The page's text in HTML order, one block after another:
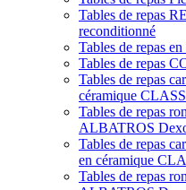
Tables de repas
reconditionné
Tables de repas
Tables de repas
Tables de repas
céramique
Tables de repas
ALBATROS
Tables de repas
en céramique
Tables de repas